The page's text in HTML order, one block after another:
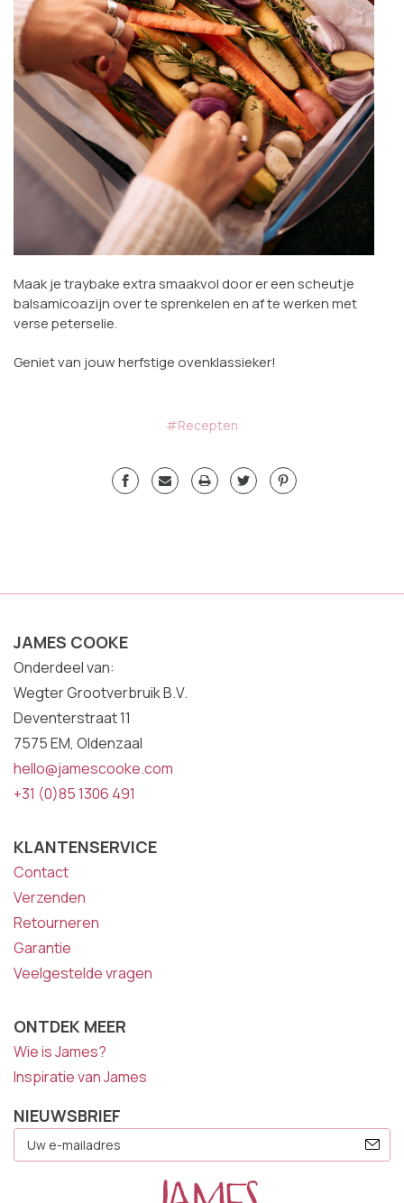
Maak je traybake extra smaakvol door er een scheutje
balsamicoazijn over te sprenkelen en af te werken met
verse peterselie.
Geniet van jouw herfstige ovenklassieker!
#Recepten
JAMES COOKE
Onderdeel van:
Wegter Grootverbruik B.V.
Deventerstraat 11
7575 EM, Oldenzaal
hello@jamescooke.com
+31 (0)85 1306 491
KLANTENSERVICE
Contact
Verzenden
Retourneren
Garantie
Veelgestelde vragen
ONTDEK MEER
Wie is James?
Inspiratie van James
NIEUWSBRIEF
Mailadres